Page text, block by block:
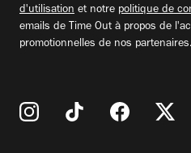
d'utilisation et notre politique de
emails de Time Out à propos de
promotionnelles de nos partenaires.